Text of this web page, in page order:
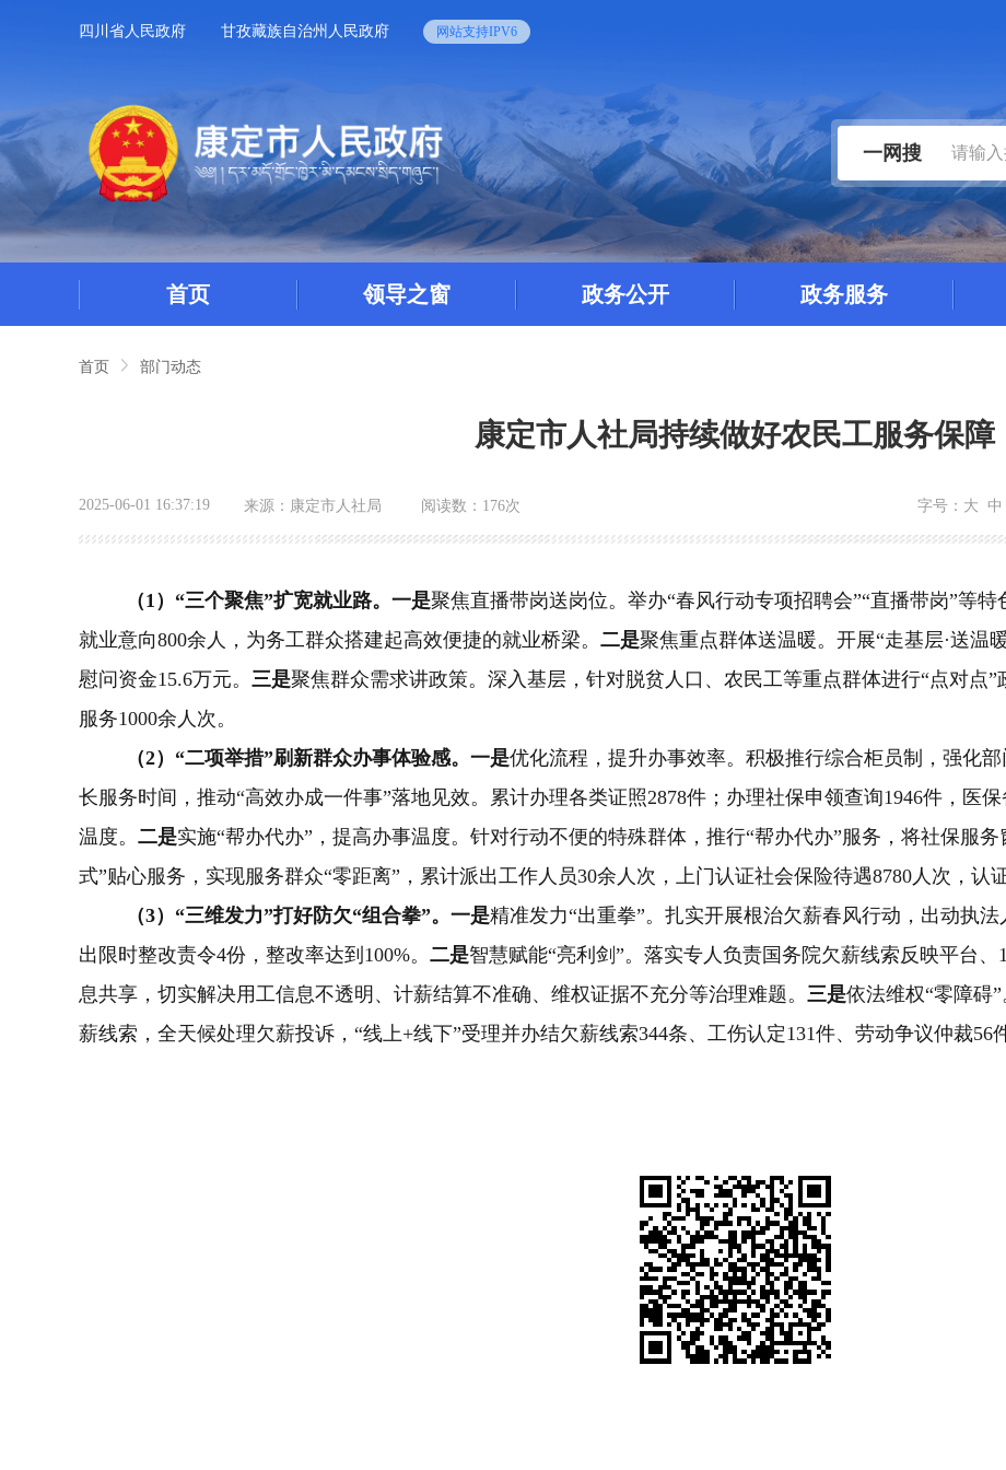
四川省人民政府 甘孜藏族自治州人民政府 网站支持IPV6
一网搜
首页 领导之窗 政务公开 政务服务
首页 部门动态
康定市人社局持续做好农民工服务保障
2025-06-01 16:37:19 来源： 康定市人社局 阅读数： 176次 字号： 大 中
（1）“三个聚焦”扩宽就业路。一是聚焦直播带岗送岗位。举办“春风行动专项招聘会”“直播带岗”等
就业意向800余人，为务工群众搭建起高效便捷的就业桥梁。 二是聚焦重点群体送温暖。开展“走基层·送温
慰问资金15.6万元。 三是聚焦群众需求讲政策。深入基层，针对脱贫人口、农民工等重点群体进行“点对点
服务1000余人次。
（2）“二项举措”刷新群众办事体验感。一是优化流程，提升办事效率。积极推行综合柜员制，强化
长服务时间，推动“高效办成一件事”落地见效。累计办理各类证照2878件；办理社保申领查询1946件，医
温度。 二是实施“帮办代办”，提高办事温度。针对行动不便的特殊群体， 推行“帮办代办”服务，将社保服务
式”贴心服务，实现服务群众“零距离” ，累计派出工作人员30余人次，上门认证社会保险待遇8780人次，认证
（3）“三维发力”打好防欠“组合拳”。一是精准发力“出重拳”。扎实开展根治欠薪春风行动，出动执
出限时整改责令4份，整改率达到100%。 二是智慧赋能“亮利剑”。落实专人负责国务院欠薪线索反映平台
息共享，切实解决用工信息不透明、计薪结算不准确、维权证据不充分等治理难题。 三是依法维权“零障碍
薪线索，全天候处理欠薪投诉，“线上+线下”受理并办结欠薪线索344条、工伤认定131件、劳动争议仲裁56